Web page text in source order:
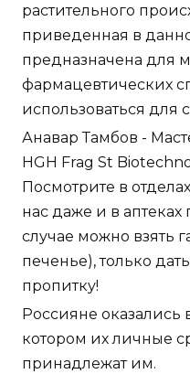
растительного
приведенная в
предназначена для
фармацевтических
использоваться для
Анавар Тамбов -
HGH Frag St
Посмотрите в
нас даже и в
случае можно взять
печенье), только
пропитку!
Россияне
котором их личные
принадлежат им.